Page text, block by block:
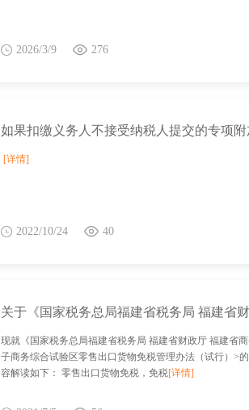
2026/3/9 276
如果扣缴义务人不接受纳税人提交的专项
[详情]
2022/10/24 40
现就《国家税务总局福建省税务局 福建省财政厅 福建省
子商务综合试验区零售出口货物免税管理办法（试行）>
容解读如下： 零售出口货物免税，免税[详情]